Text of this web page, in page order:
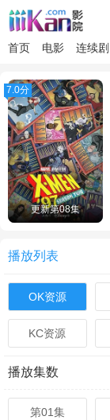
首页 电影 连续剧
7.0分
更新第08集
播放列表
OK资源
KC资源
播放集数
第01集